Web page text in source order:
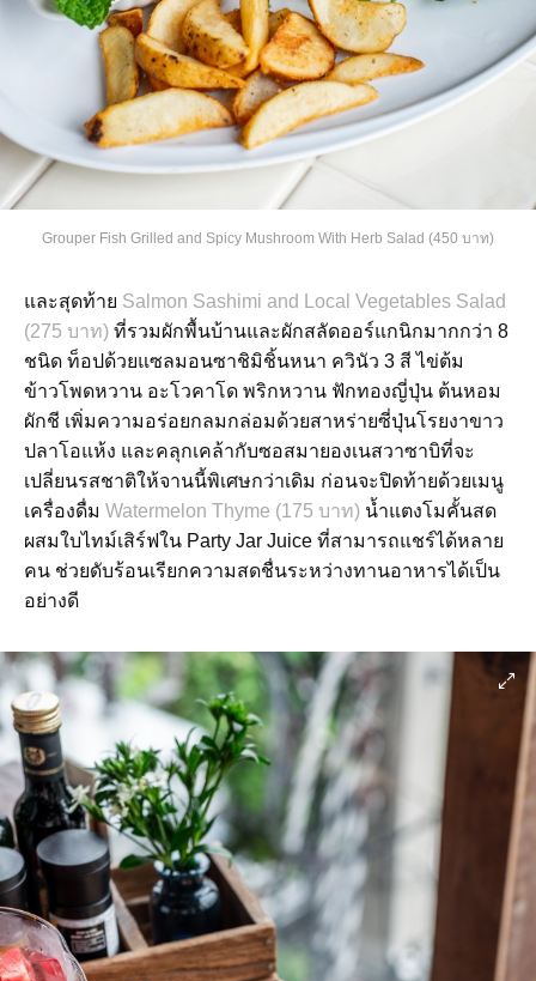
Grouper Fish Grilled and Spicy Mushroom With Herb Salad (450 บาท)
และสุดท้าย Salmon Sashimi and Local Vegetables Salad
(275 บาท) ที่รวมผักพื้นบ้านและผักสลัดออร์แกนิกมากกว่า 8
ชนิด ท็อปด้วยแซลมอนซาชิมิชิ้นหนา ควินัว 3 สี ไข่ต้ม
ข้าวโพดหวาน อะโวคาโด พริกหวาน ฟักทองญี่ปุ่น ต้นหอม
ผักชี เพิ่มความอร่อยกลมกล่อมด้วยสาหร่ายซี่ปุ่นโรยงาขาว
ปลาโอแห้ง และคลุกเคล้ากับซอสมายองเนสวาซาบิที่จะ
เปลี่ยนรสชาติให้จานนี้พิเศษกว่าเดิม ก่อนจะปิดท้ายด้วยเมนู
เครื่องดื่ม Watermelon Thyme (175 บาท) น้ำแตงโมคั้นสด
ผสมใบไทม์เสิร์ฟใน Party Jar Juice ที่สามารถแชร์ได้หลาย
คน ช่วยดับร้อนเรียกความสดชื่นระหว่างทานอาหารได้เป็น
อย่างดี